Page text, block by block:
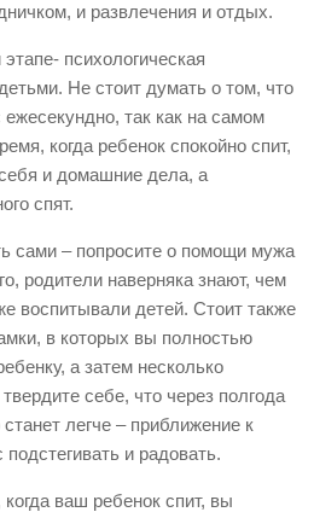
и развлечения и отдых.
психологическая
Не стоит думать о том, что
так как на самом
когда ребенок спокойно спит,
и домашние дела, а
спят.
сами – попросите о помощи мужа
родители наверняка знают, чем
воспитывали детей. Стоит также
в которых вы полностью
а затем несколько
себе, что через полгода
легче – приближение к
и радовать.
ваш ребенок спит, вы